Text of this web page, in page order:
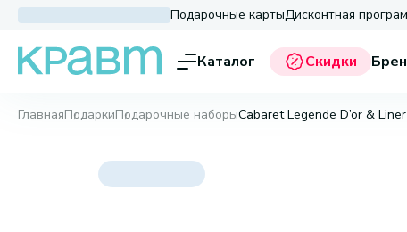
Подарочные картыДисконтная
Каталог Скидки
ГлавнаяПодаркиПодарочные наборыCabaret Legende D’or &